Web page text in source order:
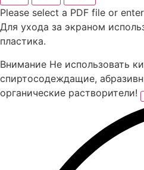
Please select a PDF file or
Для ухода за экраном
пластика.
Внимание Не использовать
спиртосодеждащие,
органические растворители!